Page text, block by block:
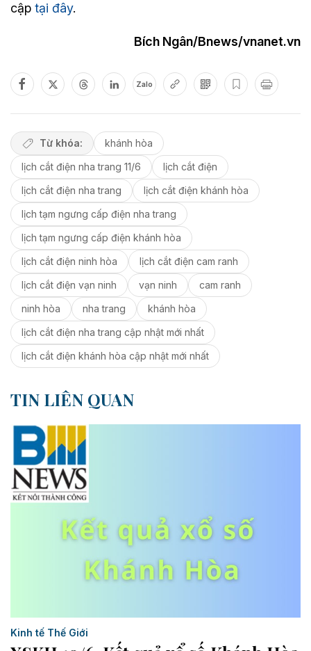
cập tại đây.
Bích Ngân/Bnews/vnanet.vn
Zalo
Từ khóa:
khánh hòa
lịch cắt điện nha trang 11/6
lịch cắt điện
lịch cắt điện nha trang
lịch cắt điện khánh hòa
lịch tạm ngưng cấp điện nha trang
lịch tạm ngưng cấp điện khánh hòa
lịch cắt điện ninh hòa
lịch cắt điện cam ranh
lịch cắt điện vạn ninh
vạn ninh
cam ranh
ninh hòa
nha trang
khánh hòa
lịch cắt điện nha trang cập nhật mới nhất
lịch cắt điện khánh hòa cập nhật mới nhất
TIN LIÊN QUAN
Kinh tế Thế Giới